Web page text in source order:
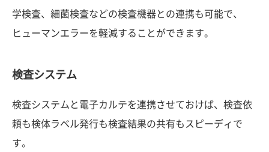
学検査、細菌検査などの検査機器との連携も可能で、
ヒューマンエラーを軽減することができます。
検査システム
検査システムと電子カルテを連携させておけば、検査依
頼も検体ラベル発行も検査結果の共有もスピーディで
す。